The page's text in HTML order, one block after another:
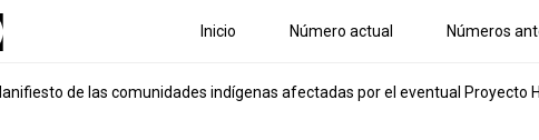
Inicio Número actual Números
de las comunidades indígenas afectadas por el eventual Proyecto